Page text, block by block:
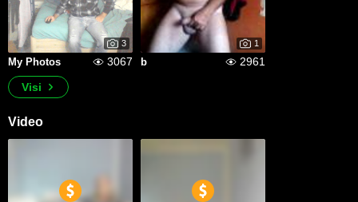
3
My Photos 3067
1
b
2961
Visi
Video